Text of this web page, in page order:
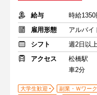
給与
時給
雇用形態
アルバイ
シフト
週2日以
アクセス
松橋駅
車2分
大学生歓迎 副業・Ｗワー